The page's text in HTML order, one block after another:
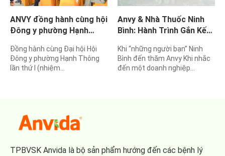
ANVY đồng hành cùng hội
Đông y phường Hạnh
dược cổ truyền trong
chăm sóc sức khỏe cộng
Đồng hành cùng Đại hội Hội
Đông y phường Hạnh Thông
lần thứ I (nhiệm…
Anvy & Nhà Thuốc Ninh
Bình: Hành Trình Gắn Kết
Khi “những người bạn” Ninh
Bình đến thăm Anvy Khi nhắc
đến một doanh nghiệp…
TPBVSK Anvida là bộ sản phẩm hướng đến các bệnh lý